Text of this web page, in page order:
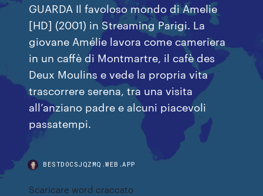
GUARDA Il favoloso mondo di Amelie
[HD] (2001) in Streaming Parigi. La
giovane Amélie lavora come cameriera
in un caffè di Montmartre, il cafè des
Deux Moulins e vede la propria vita
trascorrere serena, tra una visita
all’anziano padre e alcuni piacevoli
passatempi.
BESTDOCSJQZMQ.WEB.APP
Scaricare word craccato